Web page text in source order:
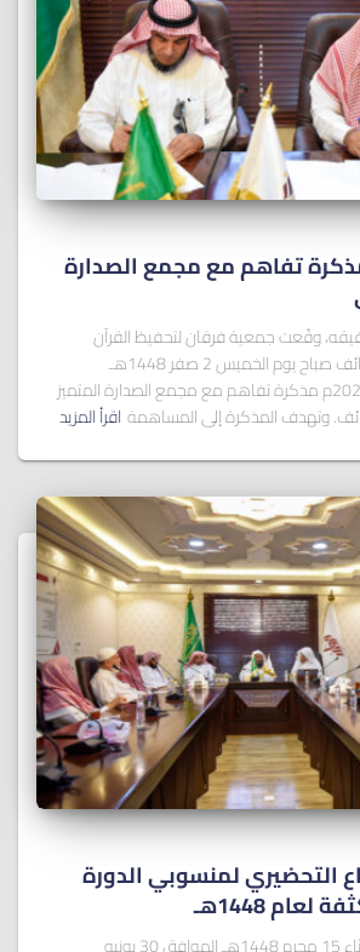
تفاهم مع مجمع الصدارة
وقّعت جمعية فرقان لتحفيظ القرآن
الكريم بمحافظة الطائف صباح يوم الخميس 2 صفر 1448هـ
الموافق 16 يوليو 2026م مذكرة تفاهم مع مجمع الصدارة المتميز
وتهدف المذكرة إلى المساهمة اقرأ المزيد
التحضيري لمنسوبي الدورة
1448هـ